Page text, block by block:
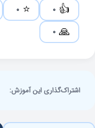
👍
0
⭐
0
🙏
0
اشتراک‌گذاری این آموزش: